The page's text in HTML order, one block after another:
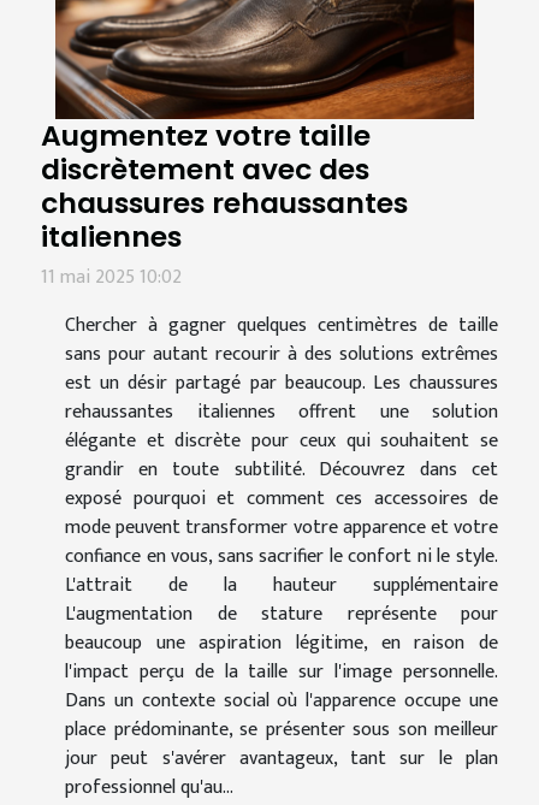
Augmentez votre taille
discrètement avec des
chaussures rehaussantes
italiennes
11 mai 2025 10:02
Chercher à gagner quelques centimètres de taille
sans pour autant recourir à des solutions extrêmes
est un désir partagé par beaucoup. Les chaussures
rehaussantes italiennes offrent une solution
élégante et discrète pour ceux qui souhaitent se
grandir en toute subtilité. Découvrez dans cet
exposé pourquoi et comment ces accessoires de
mode peuvent transformer votre apparence et votre
confiance en vous, sans sacrifier le confort ni le style.
L'attrait de la hauteur supplémentaire
L'augmentation de stature représente pour
beaucoup une aspiration légitime, en raison de
l'impact perçu de la taille sur l'image personnelle.
Dans un contexte social où l'apparence occupe une
place prédominante, se présenter sous son meilleur
jour peut s'avérer avantageux, tant sur le plan
professionnel qu'au...